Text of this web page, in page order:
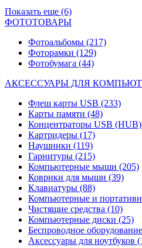
Показать еще (6)
ФОТОТОВАРЫ
Фотоальбомы (217)
Фоторамки (129)
Фотобумага (44)
АКСЕССУАРЫ ДЛЯ
Флеш карты USB (233)
Карты памяти (48)
Концентраторы USB (HUB)
Картридеры (17)
Наушники (119)
Гарнитуры (215)
Компьютерные мыши (205)
Коврики для мыши (39)
Клавиатуры (88)
Компьютерные и
Чистящие средства (10)
Компьютерные диски (25)
Беспроводное оборудование
Аксессуары для ноутбуков